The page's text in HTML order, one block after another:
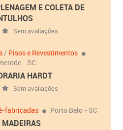
E COLETA DE
Sem avaliações
/ Pisos e Revestimentos
- SC
HARDT
Sem avaliações
fabricadas Porto Belo - SC
MADEIRAS